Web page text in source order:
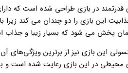
قدرتمند در بازی طراحی شده است که
این بازی را دو چندان می کند
پخش می شود که بسیار زیبا و جذاب
این بازی نیز از برترین
محیطی در این بازی رعایت شده است و